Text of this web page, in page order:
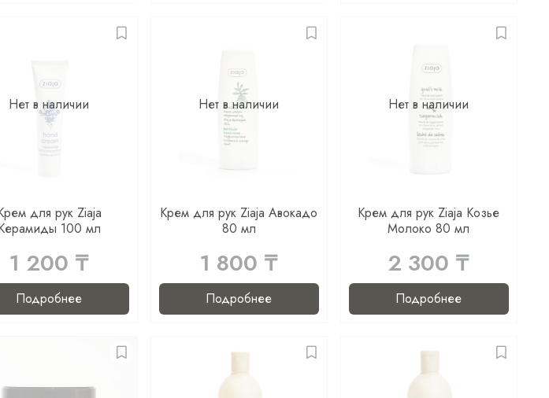
Нет в наличии
для рук Ziaja
100 мл
1 200 ₸
Подробнее
Нет в наличии
Крем для рук Ziaja Авокадо
80 мл
1 800 ₸
Подробнее
Нет в наличии
Крем для рук Ziaja Козье
Молоко 80 мл
2 300 ₸
Подробнее